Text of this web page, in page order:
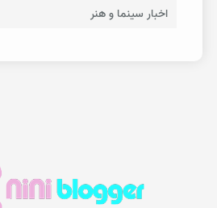
اخبار سینما و هنر